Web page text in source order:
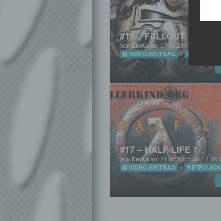
#15 – FALLOUT 1
Von EmKa am 07.06.2015 um 14:05
VIDEO-BEITRAG » RETRO-
#17 – HALF-LIFE 1
Von EmKaam 21.06.2015 um 14:05
VIDEO-BEITRAG » RETRO-